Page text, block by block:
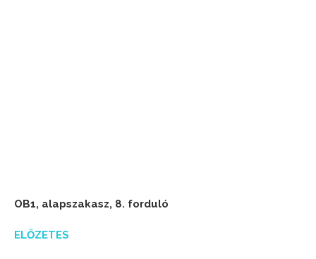
OB1, alapszakasz, 8. forduló
ELŐZETES